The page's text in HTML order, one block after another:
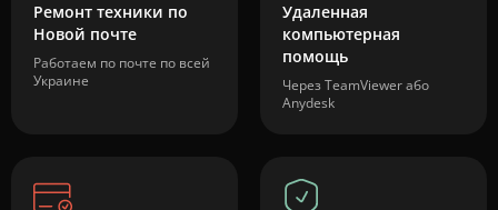
Ремонт техники по
Новой почте
Работаем по почте по всей
Украине
Удаленная
компьютерная
помощь
Через TeamViewer або
Anydesk